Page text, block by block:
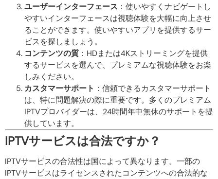
ユーザーインターフェース ：使いやすくナビゲートし
やすいインターフェースは視聴体験を大幅に向上させ
ることができます。使いやすいアプリを提供するサー
ビスを探しましょう。
コンテンツの質 ：HDまたは4Kストリーミングを提供
するサービスを選んで、プレミアムな視聴体験をお楽
しみください。
カスタマーサポート ：信頼できるカスタマーサポート
は、特に問題解決の際に重要です。多くのプレミアム
IPTVプロバイダーは、24時間年中無休のサポートを提
供しています。
IPTVサービスは合法ですか？
IPTVサービスの合法性は国によって異なります。一部の
IPTVサービスはライセンスされたコンテンツへの合法的な